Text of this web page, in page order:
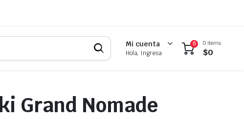
Mi cuenta
Hola, Ingresa
0 0 items
$0
Grand Nomade